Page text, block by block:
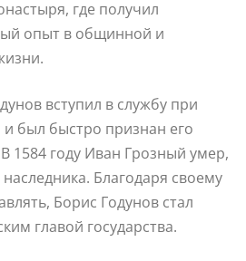
где получил
опыт в общинной и
вступил в службу при
был быстро признан его
1584 году Иван Грозный умер,
Благодаря своему
Борис Годунов стал
главой государства.